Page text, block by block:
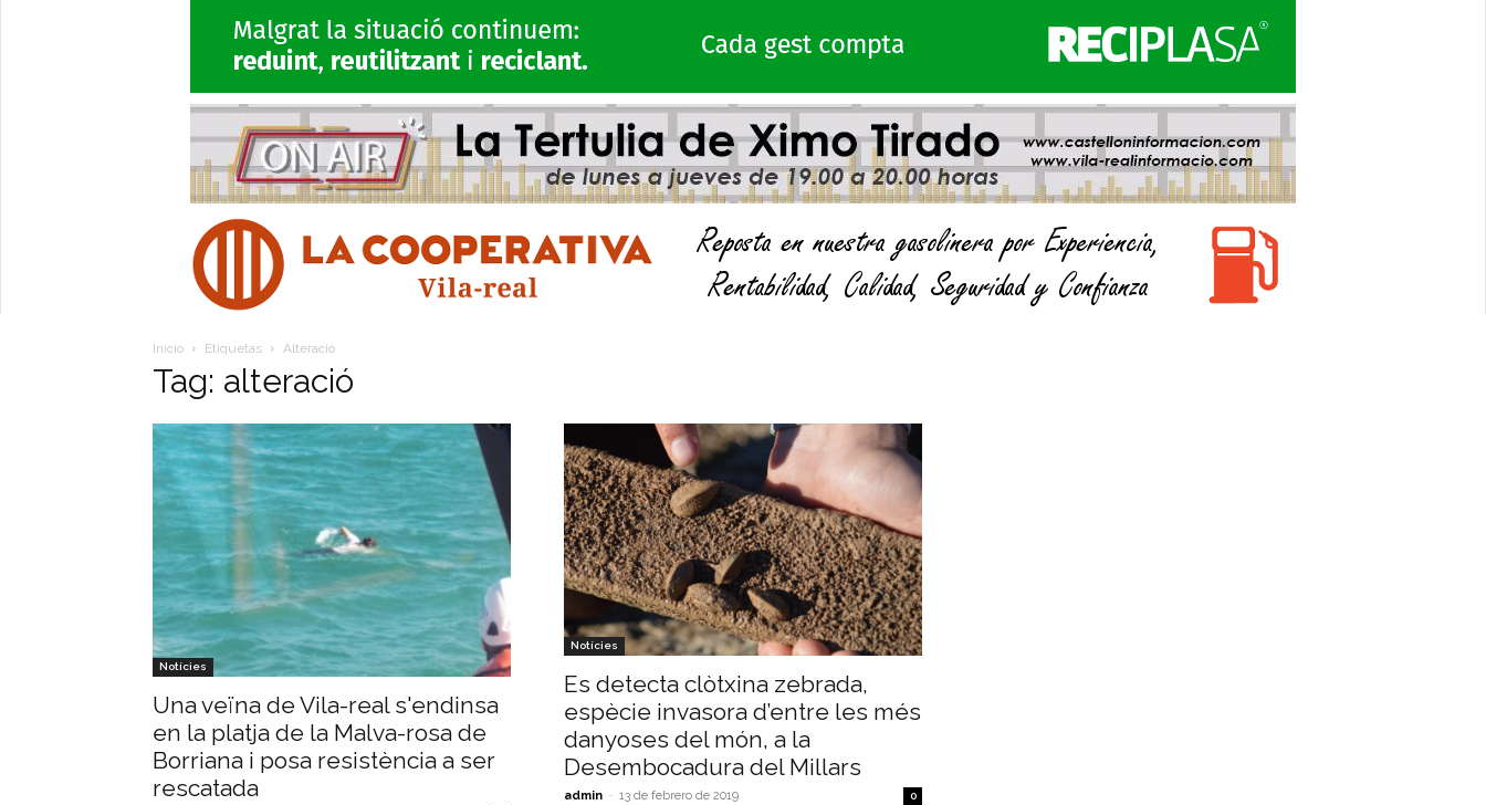
Inicio Etiquetas Alteració
Tag: alteració
Notícies
Una veïna de Vila-real s'endinsa
en la platja de la Malva-rosa de
Borriana i posa resistència a ser
rescatada
Notícies
Es detecta clòtxina zebrada,
espècie invasora d’entre les més
danyoses del món, a la
Desembocadura del Millars
admin - 13 de febrero de 2019 0